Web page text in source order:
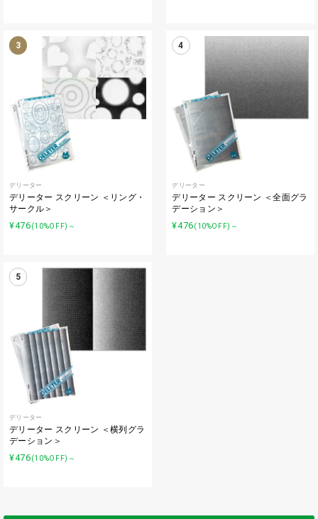
3
デリーター
デリーター スクリーン ＜リング・
サークル＞
¥476(10%OFF)～
4
デリーター
デリーター スクリーン ＜全面グラ
デーション＞
¥476(10%OFF)～
5
デリーター
デリーター スクリーン ＜横列グラ
デーション＞
¥476(10%OFF)～